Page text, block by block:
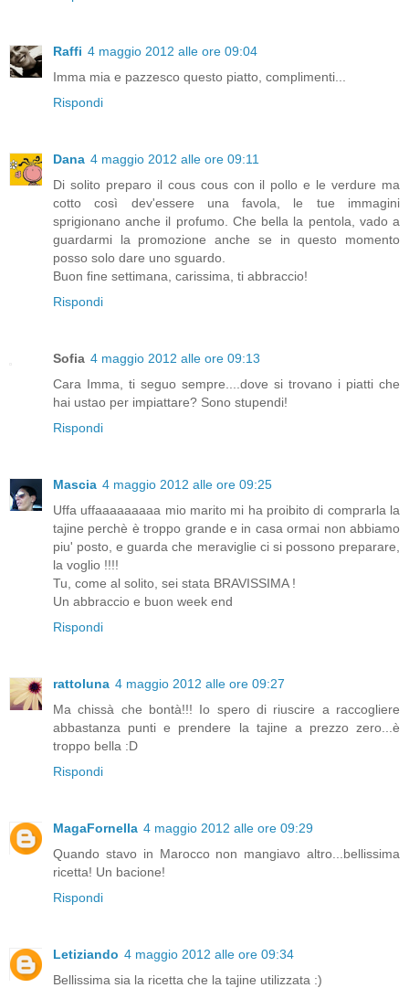
Raffi 4 maggio 2012 alle ore 09:04
Imma mia e pazzesco questo piatto, complimenti...
Rispondi
Dana 4 maggio 2012 alle ore 09:11
Di solito preparo il cous cous con il pollo e le verdure ma
cotto così dev'essere una favola, le tue immagini
sprigionano anche il profumo. Che bella la pentola, vado a
guardarmi la promozione anche se in questo momento
posso solo dare uno sguardo.
Buon fine settimana, carissima, ti abbraccio!
Rispondi
Sofia 4 maggio 2012 alle ore 09:13
Cara Imma, ti seguo sempre....dove si trovano i piatti che
hai ustao per impiattare? Sono stupendi!
Rispondi
Mascia 4 maggio 2012 alle ore 09:25
Uffa uffaaaaaaaaa mio marito mi ha proibito di comprarla la
tajine perchè è troppo grande e in casa ormai non abbiamo
piu' posto, e guarda che meraviglie ci si possono preparare,
la voglio !!!!
Tu, come al solito, sei stata BRAVISSIMA !
Un abbraccio e buon week end
Rispondi
rattoluna 4 maggio 2012 alle ore 09:27
Ma chissà che bontà!!! Io spero di riuscire a raccogliere
abbastanza punti e prendere la tajine a prezzo zero...è
troppo bella :D
Rispondi
MagaFornella 4 maggio 2012 alle ore 09:29
Quando stavo in Marocco non mangiavo altro...bellissima
ricetta! Un bacione!
Rispondi
Letiziando 4 maggio 2012 alle ore 09:34
Bellissima sia la ricetta che la tajine utilizzata :)